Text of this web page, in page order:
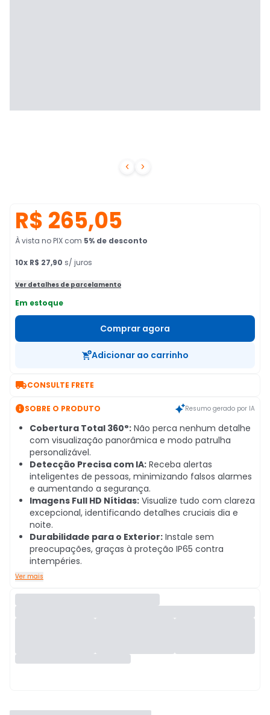
 
R$ 265,05
À vista no PIX com 5% de desconto
10x R$ 27,90 s/ juros
Ver detalhes de parcelamento
Em estoque
Comprar agora
Adicionar ao carrinho
CONSULTE FRETE
SOBRE O PRODUTO Resumo gerado por IA
Cobertura Total 360°: Não perca nenhum detalhe
com visualização panorâmica e modo patrulha
personalizável.
Detecção Precisa com IA: Receba alertas
inteligentes de pessoas, minimizando falsos alarmes
e aumentando a segurança.
Imagens Full HD Nítidas: Visualize tudo com clareza
excepcional, identificando detalhes cruciais dia e
noite.
Durabilidade para o Exterior: Instale sem
preocupações, graças à proteção IP65 contra
intempéries.
Ver mais